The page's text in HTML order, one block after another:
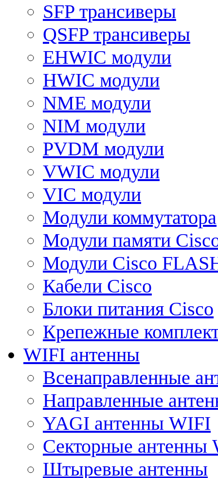
SFP трансиверы
QSFP трансиверы
EHWIC модули
HWIC модули
NME модули
NIM модули
PVDM модули
VWIC модули
VIC модули
Модули коммутатора
Модули памяти
Модули Cisco
Кабели Cisco
Блоки питания Cisco
Крепежные
WIFI антенны
Всенаправленные
Направленные
YAGI антенны WIFI
Секторные антенны
Штыревые антенны